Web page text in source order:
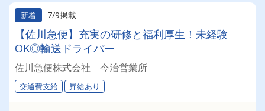
新着 7/9掲載
【佐川急便】充実の研修と福利厚生！未経験
OK◎輸送ドライバー
佐川急便株式会社 今治営業所
交通費支給 昇給あり